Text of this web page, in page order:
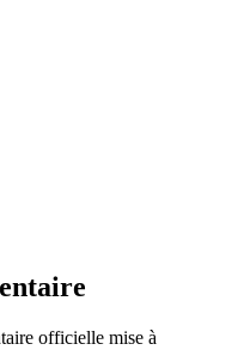
officielle mise à